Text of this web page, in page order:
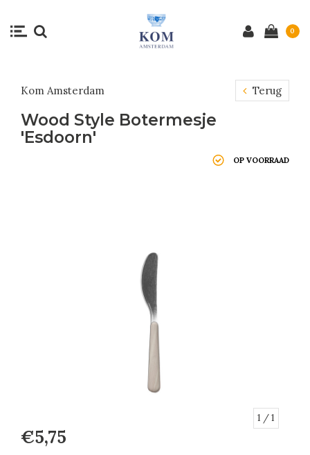
0
Kom Amsterdam Terug
Wood Style Botermesje
'Esdoorn'
OP VOORRAAD
1 / 1
€5,75